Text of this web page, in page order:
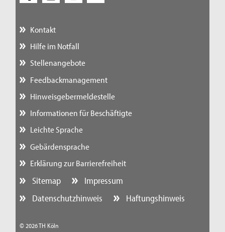
Kontakt
Hilfe im Notfall
Stellenangebote
Feedbackmanagement
Hinweisgebermeldestelle
Informationen für Beschäftigte
Leichte Sprache
Gebärdensprache
Erklärung zur Barrierefreiheit
Sitemap
Impressum
Datenschutzhinweis
Haftungshinweis
© 2026 TH Köln